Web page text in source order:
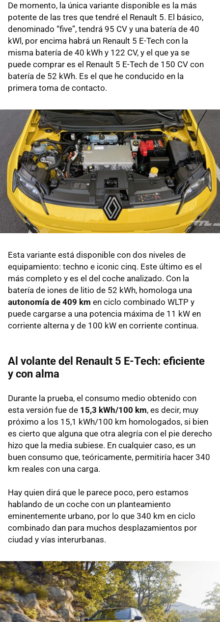
De momento, la única variante disponible es la más
potente de las tres que tendré el Renault 5. El básico,
denominado “five”, tendrá 95 CV y una batería de 40
kWl, por encima habrá un Renault 5 E-Tech con la
misma batería de 40 kWh y 122 CV, y el que ya se
puede comprar es el Renault 5 E-Tech de 150 CV con
batería de 52 kWh. Es el que he conducido en la
primera toma de contacto.
Esta variante está disponible con dos niveles de
equipamiento: techno e iconic cinq. Este último es el
más completo y es el del coche analizado. Con la
batería de iones de litio de 52 kWh, homologa una
autonomía de 409 km en ciclo combinado WLTP y
puede cargarse a una potencia máxima de 11 kW en
corriente alterna y de 100 kW en corriente continua.
Al volante del Renault 5 E-Tech: eficiente
y con alma
Durante la prueba, el consumo medio obtenido con
esta versión fue de 15,3 kWh/100 km, es decir, muy
próximo a los 15,1 kWh/100 km homologados, si bien
es cierto que alguna que otra alegría con el pie derecho
hizo que la media subiese. En cualquier caso, es un
buen consumo que, teóricamente, permitiría hacer 340
km reales con una carga.
Hay quien dirá que le parece poco, pero estamos
hablando de un coche con un planteamiento
eminentemente urbano, por lo que 340 km en ciclo
combinado dan para muchos desplazamientos por
ciudad y vías interurbanas.